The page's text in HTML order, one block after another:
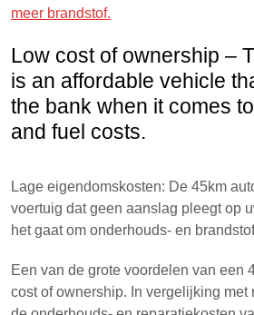
meer brandstof.
Low cost of ownership –
is an affordable vehicle
the bank when it comes
and fuel costs.
Lage eigendomskosten: De 45km
voertuig dat geen aanslag pleegt op
het gaat om onderhouds- en
Een van de grote voordelen van een
cost of ownership. In vergelijking met